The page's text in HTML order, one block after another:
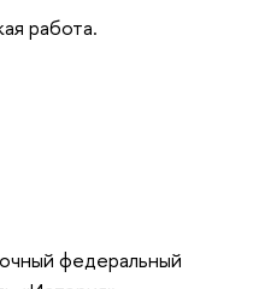
работа.
федеральный